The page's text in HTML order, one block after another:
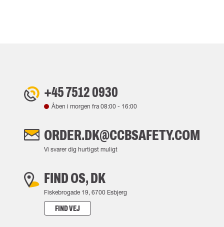
+45 7512 0930
Åben i morgen fra08:00 - 16:00
ORDER.DK@CCBSAFETY.COM
Vi svarer dig hurtigst muligt
FIND OS, DK
Fiskebrogade 19, 6700 Esbjerg
FIND VEJ